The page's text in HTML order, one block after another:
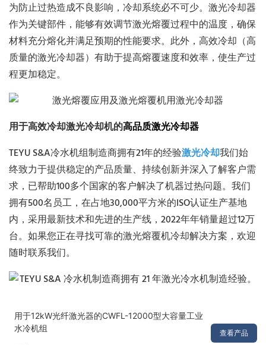
为防止过热造成不良影响，冷却系统必不可少。激光冷却器
作为关键部件，能够有效调节激光熔覆过程中的温度，确保
材料充分熔化并满足预期的性能要求。此外，高效冷却（高
质量的激光冷却器）有助于提高熔覆速度和效率，使生产过
程更加稳定。
用于高效冷却激光冷却机的高品质激光冷却器
TEYU S&A冷水机组制造商拥有21年的经验激光冷却我们始
终致力于提供稳定的产品质量、持续创新并深入了解客户需
求，已帮助100多个国家的客户解决了机器过热问题。我们
拥有500名员工，在占地30,000平方米的ISO认证生产基地
内，采用最新技术和先进的生产线，2022年年销量超过12万
台。如果您正在寻找可靠的激光熔覆机冷却解决方案，欢迎
随时联系我们。
用于12kW光纤激光器的CWFL-12000型大容量工业
水冷机组
查看产品